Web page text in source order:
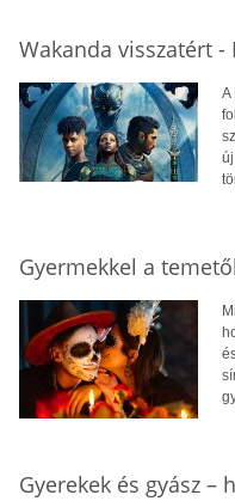
Wakanda visszatért -
A
Gyermekkel a
Gyerekek és gyász –